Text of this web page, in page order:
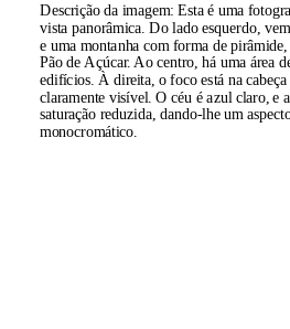
Descrição da imagem:Esta é uma
vista panorâmica. Do lado esquerdo,
e uma montanha com forma de
Pão de Açúcar. Ao centro, há uma área
edifícios. À direita, o foco está na
claramente visível. O céu é azul claro, e
saturação reduzida, dando-lhe um
monocromático.